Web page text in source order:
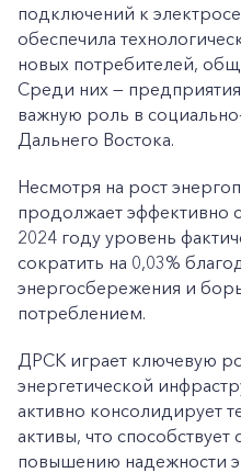
подключений к
обеспечила
новых потребителей,
Среди них —
важную роль в
Дальнего Востока.
Несмотря на рост
продолжает эффективно
2024 году уровень
сократить на 0,03%
энергосбережения и
потреблением.
ДРСК играет ключевую
энергетической
активно консолидирует
активы, что
повышению надежности